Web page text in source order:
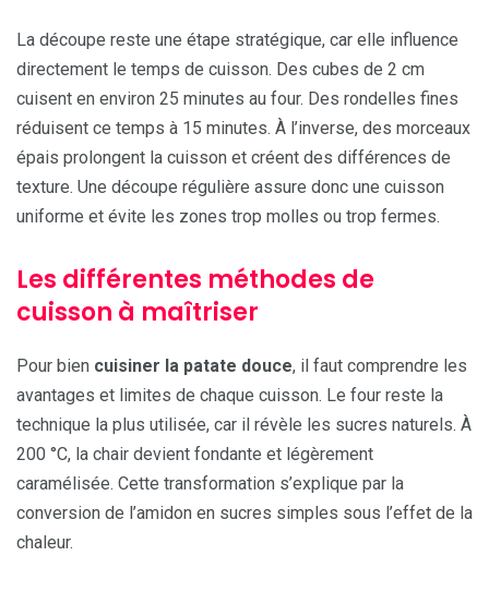
La découpe reste une étape stratégique, car elle influence
directement le temps de cuisson. Des cubes de 2 cm
cuisent en environ 25 minutes au four. Des rondelles fines
réduisent ce temps à 15 minutes. À l’inverse, des morceaux
épais prolongent la cuisson et créent des différences de
texture. Une découpe régulière assure donc une cuisson
uniforme et évite les zones trop molles ou trop fermes.
Les différentes méthodes de
cuisson à maîtriser
Pour bien cuisiner la patate douce, il faut comprendre les
avantages et limites de chaque cuisson. Le four reste la
technique la plus utilisée, car il révèle les sucres naturels. À
200 °C, la chair devient fondante et légèrement
caramélisée. Cette transformation s’explique par la
conversion de l’amidon en sucres simples sous l’effet de la
chaleur.